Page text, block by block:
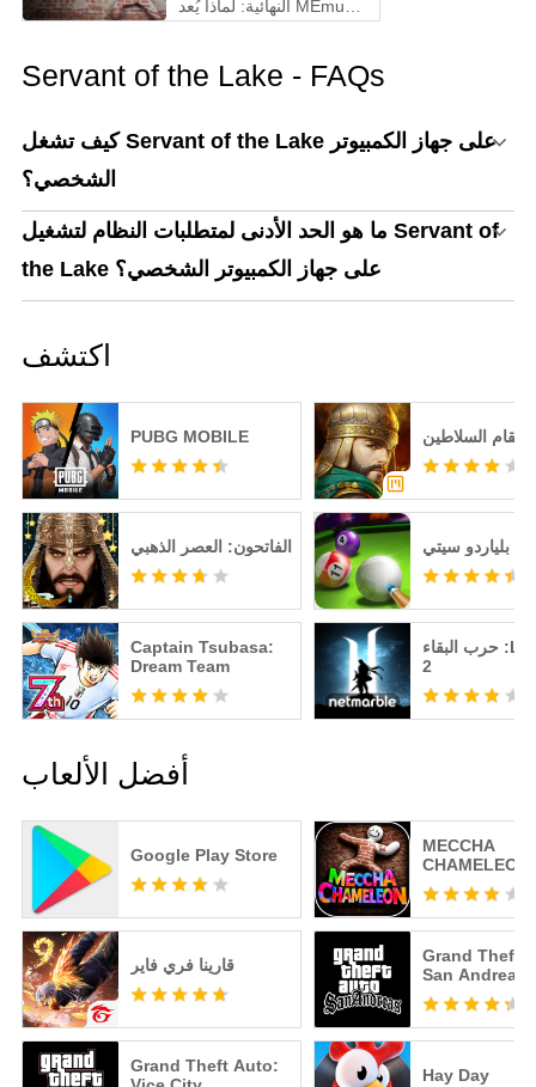
النهائية: لماذا يُعد MEmu
على الكمبيوتر!
Servant of the Lake - FAQs
كيف تشغل Servant of the Lake على جهاز الكمبيوتر
الشخصي؟
ما هو الحد الأدنى لمتطلبات النظام لتشغيل Servant of
the Lake على جهاز الكمبيوتر الشخصي؟
اكتشف
PUBG MOBILE انتقام السلاطين
الفاتحون: العصر الذهبي بلياردو سيتي
Captain Tsubasa:
Dream Team
حرب البقاء :Lineage
2
أفضل الألعاب
Google Play Store
قارينا فري فاير
Grand Theft Auto:
MECCHA
CHAMELEON
Grand Theft
San Andreas
Hay Day